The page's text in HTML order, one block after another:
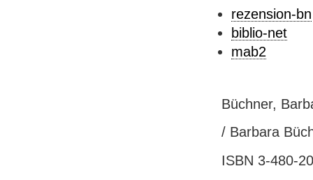
rezension-bn
biblio-net
mab2
Büchner,
/ Barbara
ISBN 3-480-